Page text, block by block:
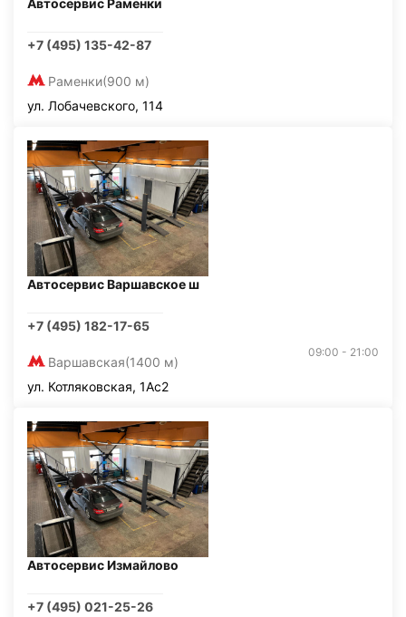
Автосервис Раменки
+7 (495) 135-42-87
Раменки(900 м)
ул. Лобачевского, 114
Автосервис Варшавское ш
+7 (495) 182-17-65
Варшавская(1400 м)
09:00 - 21:00
ул. Котляковская, 1Ас2
Автосервис Измайлово
+7 (495) 021-25-26